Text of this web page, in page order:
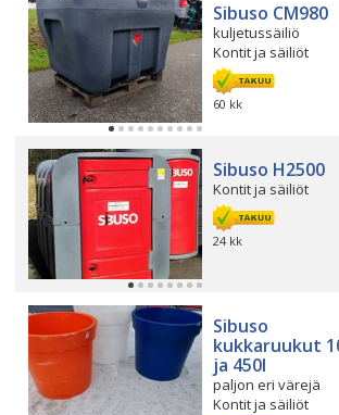
Sibuso CM980
kuljetussäiliö
Kontit ja säiliöt
60 kk
Sibuso H2500
Kontit ja säiliöt
24 kk
Sibuso
kukkaruukut
ja 450l
paljon eri värejä
Kontit ja säiliöt